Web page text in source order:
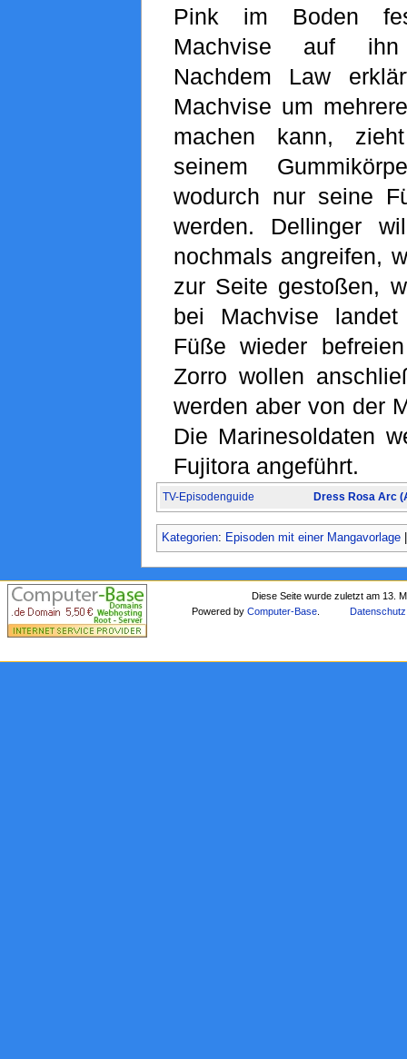
Pink im Boden
Machvise auf
Nachdem Law
Machvise um
machen kann,
seinem
wodurch nur seine
werden. Dellinger
nochmals angreifen,
zur Seite gestoßen,
bei Machvise
Füße wieder
Zorro wollen
werden aber von der
Die Marinesoldaten
Fujitora angeführt.
TV-Episodenguide Dress Rosa Arc
Kategorien: Episoden mit einer Mangavorlage
Diese Seite wurde zuletzt am 13.
Powered byComputer-Base Datenschutz